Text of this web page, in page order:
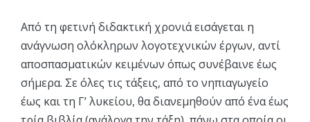
Από τη φετινή διδακτική χρονιά εισάγεται η
ανάγνωση ολόκληρων λογοτεχνικών έργων, αντί
αποσπασματικών κειμένων όπως συνέβαινε έως
σήμερα. Σε όλες τις τάξεις, από το νηπιαγωγείο
έως και τη Γ’ λυκείου, θα διανεμηθούν από ένα έως